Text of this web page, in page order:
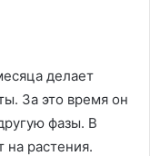
делает
За это время он
фазы. В
на растения.